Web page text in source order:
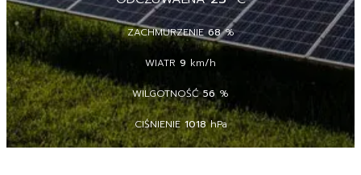
ZACHMURZENIE 68%
WIATR 9 km/h
WILGOTNOŚĆ 56%
CIŚNIENIE 1018hPa